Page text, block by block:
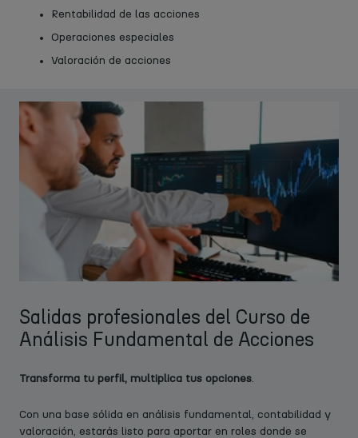
Rentabilidad de las acciones
Operaciones especiales
Valoración de acciones
Salidas profesionales del Curso de
Análisis Fundamental de Acciones
Transforma tu perfil, multiplica tus opciones.
Con una base sólida en análisis fundamental, contabilidad y
valoración, estarás listo para aportar en roles donde se